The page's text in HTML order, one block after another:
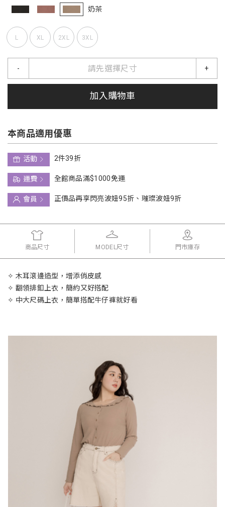
奶茶
L XL 2XL 3XL
請先選擇尺寸
- +
加入購物車
本商品適用優惠
活動
2件39折
運費
全館商品滿$1000免運
會員
正價品再享閃亮波妞95折、璀璨波妞9折
商品尺寸 MODEL尺寸 門市庫存
✧ 木耳滾邊造型，增添俏皮感
✧ 翻領排釦上衣，簡約又好搭配
✧ 中大尺碼上衣，簡單搭配牛仔褲就好看